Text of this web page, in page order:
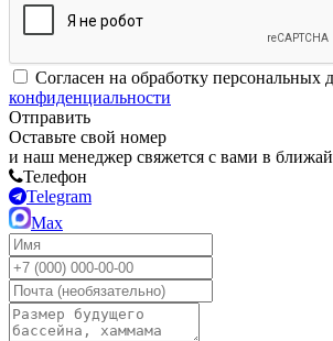
Согласен на обработку персональных
конфиденциальности
Отправить
Оставьте свой номер
и наш менеджер свяжется с вами в
Телефон
Telegram
Max